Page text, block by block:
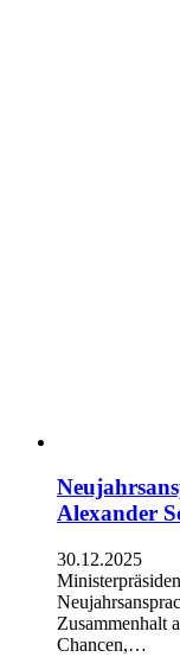
Alexander
30.12.2025
Zusammenhalt
Chancen,…